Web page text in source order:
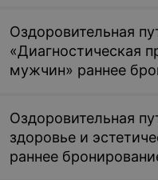
Оздоровительная
«Диагностическая
мужчин» раннее
Оздоровительная
здоровье и
раннее